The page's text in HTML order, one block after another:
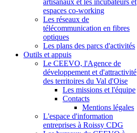
artisanaux et les incubateurs et
espaces co-working
Les réseaux de
télécommunication en fibres
optiques
Les plans des parcs d'activités
Outils et appuis
Le CEEVO, l'Agence de
développement et d'attractivité
des territoires du Val d'Oise
Les missions et l'équipe
Contacts
Mentions légales
L'espace d'information
entreprises à Roissy CDG